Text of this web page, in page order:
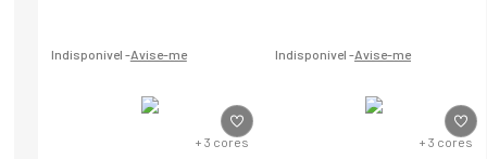
Indisponível -Avise-me Indisponível -Avise-me
+ 3 cores
+3 cores